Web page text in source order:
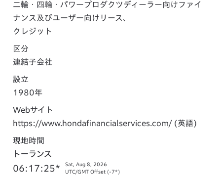
二輪・四輪・パワープロダクツディーラー向けファイ
ナンス及びユーザー向けリース、
クレジット
区分
連結子会社
設立
1980年
Webサイト
https://www.hondafinancialservices.com/(英語)
現地時間
トーランス
06:17:26*
Sat, Aug 8, 2026
UTC/GMT Offset (-7*)